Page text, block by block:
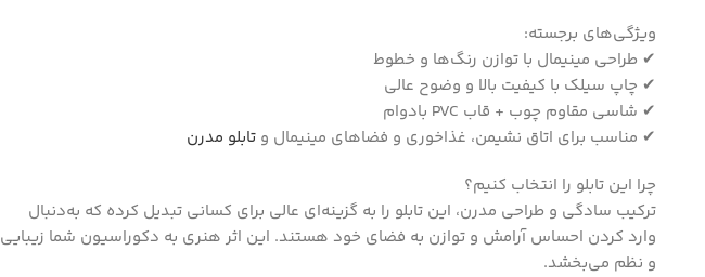
ویژگی‌های برجسته:
✔ طراحی مینیمال با توازن رنگ‌ها و خطوط
✔ چاپ سیلک با کیفیت بالا و وضوح عالی
✔ شاسی مقاوم چوب + قاب PVC بادوام
✔ مناسب برای اتاق نشیمن، غذاخوری و فضاهای مینیمال و تابلو مدرن
چرا این تابلو را انتخاب کنیم؟
ترکیب سادگی و طراحی مدرن، این تابلو را به گزینه‌ای عالی برای کسانی تبدیل کرده که به‌دنبال
وارد کردن احساس آرامش و توازن به فضای خود هستند. این اثر هنری به دکوراسیون شما زیبایی
و نظم می‌بخشد.
Instagram